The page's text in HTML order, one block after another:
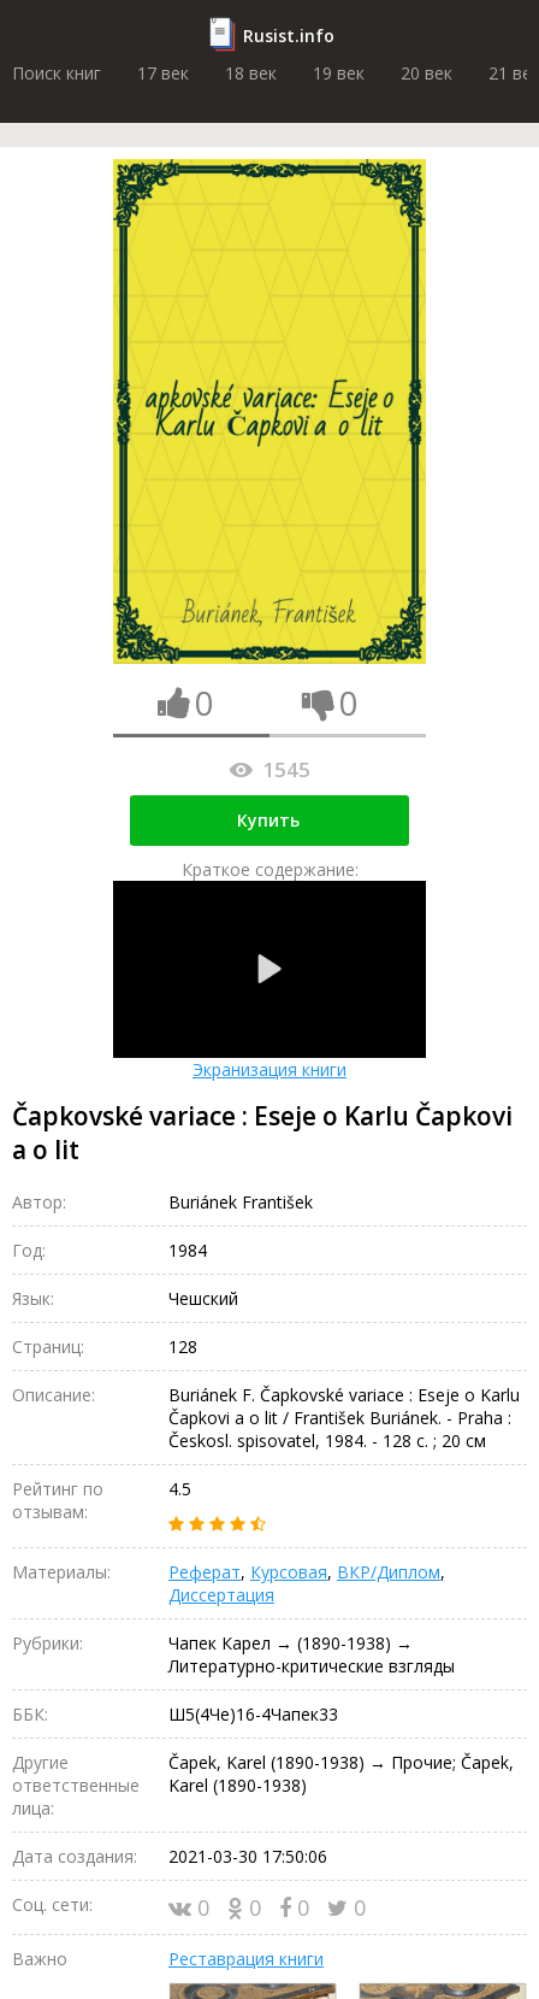
Rusist.info
Поиск книг
17 век 18 век 19 век 20 век 21 век
0 0
1545
Купить
Краткое содержание:
Экранизация книги
Čapkovské variace : Eseje o Karlu Čapkovi
a o lit
Автор: Buriánek František
Год: 1984
Язык: Чешский
Страниц: 128
Описание:
Buriánek F. Čapkovské variace : Eseje o Karlu
Čapkovi a o lit / František Buriánek. - Praha :
Českosl. spisovatel, 1984. - 128 с. ; 20 см
Рейтинг по
отзывам:
4.5
Материалы: Реферат, Курсовая, ВКР/Диплом,
Диссертация
Рубрики:
Чапек Карел → (1890-1938) →
Литературно-критические взгляды
ББК: Ш5(4Че)16-4Чапек33
Другие
ответственные
лица:
Čapek, Karel (1890-1938) → Прочие; Čapek,
Karel (1890-1938)
Дата создания: 2021-03-30 17:50:06
Соц. сети: 0 0 0 0
Важно Реставрация книги